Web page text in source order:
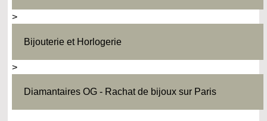
>
Bijouterie et Horlogerie
>
Diamantaires OG - Rachat de bijoux sur Paris